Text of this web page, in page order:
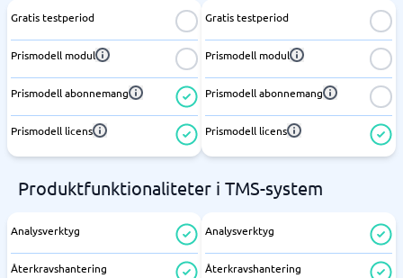
Gratis testperiod
Prismodell modul
Prismodell abonnemang
Prismodell licens
Gratis testperiod
Prismodell modul
Prismodell abonnemang
Prismodell licens
Produktfunktionaliteter i TMS-system
Analysverktyg
Återkravshantering
Analysverktyg
Återkravshantering